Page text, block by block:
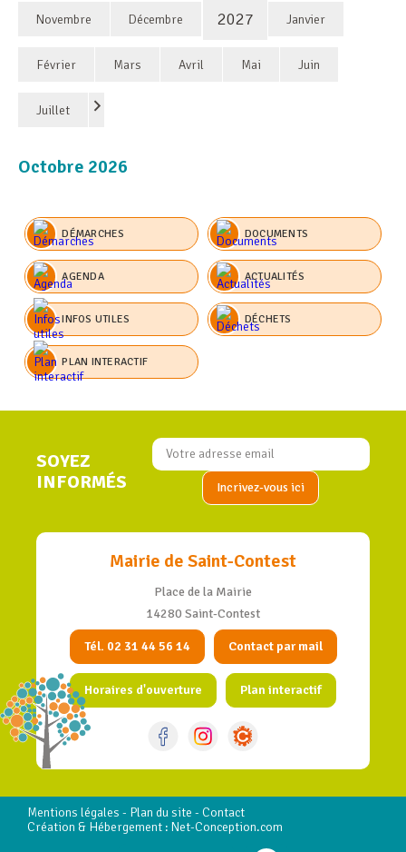
Novembre Décembre 2027 Janvier
Février Mars Avril Mai Juin
Juillet
Octobre 2026
DÉMARCHES DOCUMENTS
AGENDA ACTUALITÉS
INFOS UTILES DÉCHETS
PLAN INTERACTIF
SOYEZ
INFORMÉS
Mairie de Saint-Contest
Place de la Mairie
14280 Saint-Contest
Tél. 02 31 44 56 14 Contact par mail
Horaires d'ouverture Plan interactif
Mentions légales - Plan du site - Contact
Création & Hébergement : Net-Conception.com